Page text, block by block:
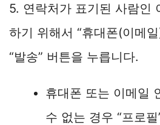
5. 연락처가 표기된 사람인
하기 위해서 “휴대폰(이메
“발송” 버튼을 누릅니다.
휴대폰 또는 이메일
수 없는 경우 “프로